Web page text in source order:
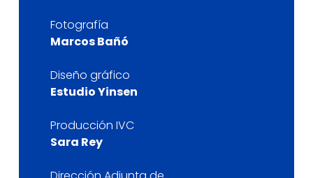
Fotografía
Marcos Bañó
Diseño gráfico
Estudio Yinsen
Producción IVC
Sara Rey